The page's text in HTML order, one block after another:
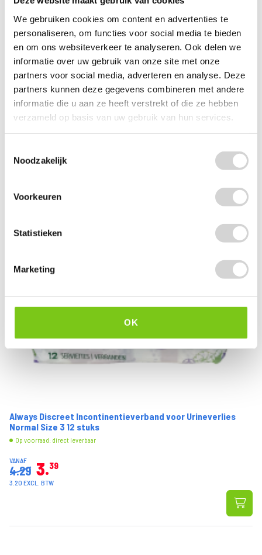
We gebruiken cookies om content en advertenties te
personaliseren, om functies voor social media te bieden
en om ons websiteverkeer te analyseren. Ook delen we
informatie over uw gebruik van onze site met onze
partners voor social media, adverteren en analyse. Deze
partners kunnen deze gegevens combineren met andere
informatie die u aan ze heeft verstrekt of die ze hebben
verzameld op basis van uw gebruik van hun services.
Noodzakelijk
Voorkeuren
Statistieken
Marketing
OK
Lenor Geurbooster Unstoppables Geur Van Ariel 210g
Op voorraad: direct leverbaar
8.49 4 99
4.12 EXCL. BTW
- +
Always Discreet Incontinentieverband voor Urineverlies
Normal Size 3 12 stuks
Op voorraad: direct leverbaar
VANAF
4.29 3 39
3.20 EXCL. BTW